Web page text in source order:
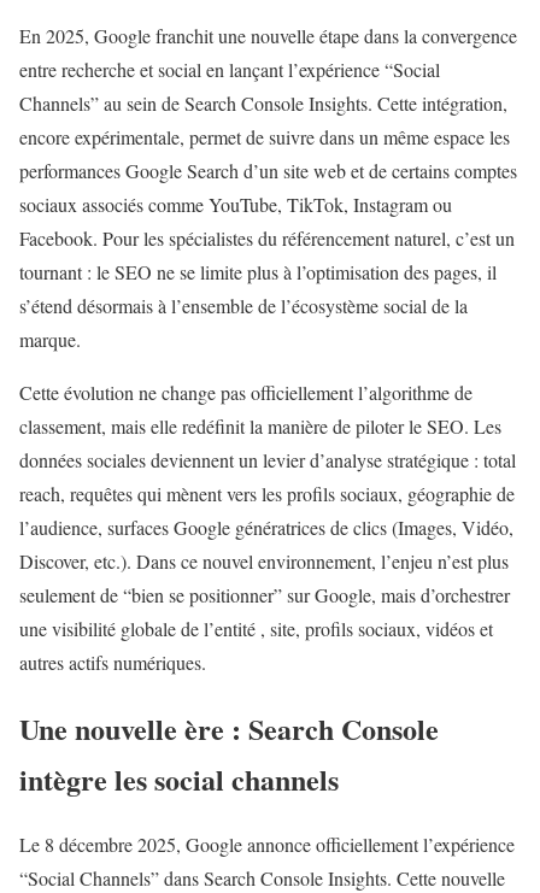
En 2025, Google franchit une nouvelle étape dans la convergence
entre recherche et social en lançant l’expérience “Social
Channels” au sein de Search Console Insights. Cette intégration,
encore expérimentale, permet de suivre dans un même espace les
performances Google Search d’un site web et de certains comptes
sociaux associés comme YouTube, TikTok, Instagram ou
Facebook. Pour les spécialistes du référencement naturel, c’est un
tournant : le SEO ne se limite plus à l’optimisation des pages, il
s’étend désormais à l’ensemble de l’écosystème social de la
marque.
Cette évolution ne change pas officiellement l’algorithme de
classement, mais elle redéfinit la manière de piloter le SEO. Les
données sociales deviennent un levier d’analyse stratégique : total
reach, requêtes qui mènent vers les profils sociaux, géographie de
l’audience, surfaces Google génératrices de clics (Images, Vidéo,
Discover, etc.). Dans ce nouvel environnement, l’enjeu n’est plus
seulement de “bien se positionner” sur Google, mais d’orchestrer
une visibilité globale de l’entité , site, profils sociaux, vidéos et
autres actifs numériques.
Une nouvelle ère : Search Console
intègre les social channels
Le 8 décembre 2025, Google annonce officiellement l’expérience
“Social Channels” dans Search Console Insights. Cette nouvelle